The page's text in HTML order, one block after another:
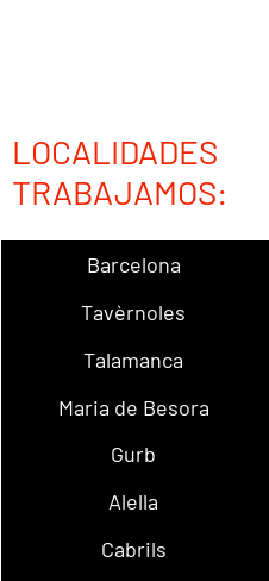
TRABAJAMOS:
Barcelona
Tavèrnoles
Talamanca
Maria de Besora
Gurb
Alella
Cabrils